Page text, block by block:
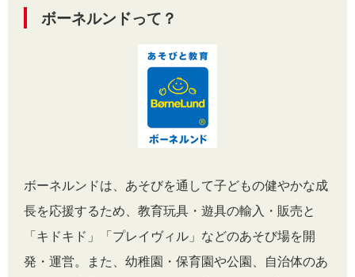
ボーネルンドって？
ボーネルンドは、あそびを通して子どもの健やかな成
長を応援するため、教育玩具・遊具の輸入・販売と
「キドキド」「プレイヴィル」などのあそび場を開
発・運営。また、幼稚園・保育園や公園、自治体のあ